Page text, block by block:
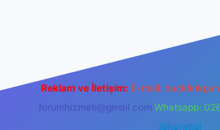
Reklam ve İletişim: E-mail:
forumhizmeti@gmail.com Whatsapp:
@karabul